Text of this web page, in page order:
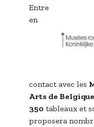
Entre
en
contact avec les
Arts de
350 tableaux et
proposera